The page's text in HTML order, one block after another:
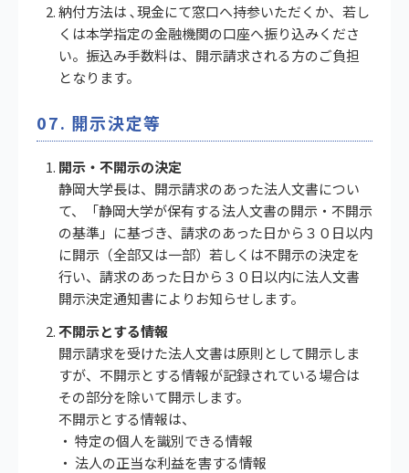
納付方法は ､現金にて窓口へ持参いただくか、若し
くは本学指定の金融機関の口座へ振り込みくださ
い。振込み手数料は、開示請求される方のご負担
となります。
07. 開示決定等
開示・不開示の決定
静岡大学長は、開示請求のあった法人文書につい
て、「静岡大学が保有する法人文書の開示・不開示
の基準」に基づき、請求のあった日から３０日以内
に開示（全部又は一部）若しくは不開示の決定を
行い、請求のあった日から３０日以内に法人文書
開示決定通知書によりお知らせします。
不開示とする情報
開示請求を受けた法人文書は原則として開示しま
すが、不開示とする情報が記録されている場合は
その部分を除いて開示します。
不開示とする情報は、
・ 特定の個人を識別できる情報
・ 法人の正当な利益を害する情報